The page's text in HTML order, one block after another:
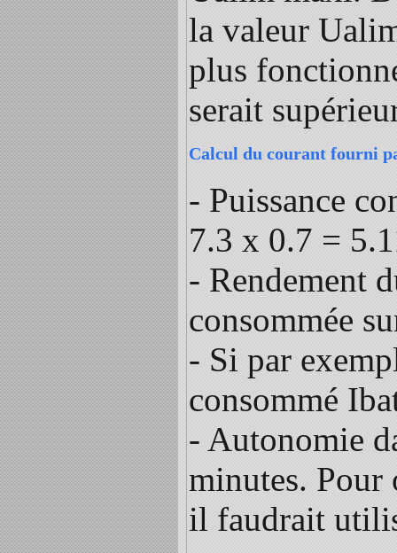
la valeur
plus
serait
Calcul du courant fourni
- Puissance
7.3 x 0.7 =
- Rendement
consommée
- Si par
consommé
- Autonomie
minutes. Pour
il faudrait